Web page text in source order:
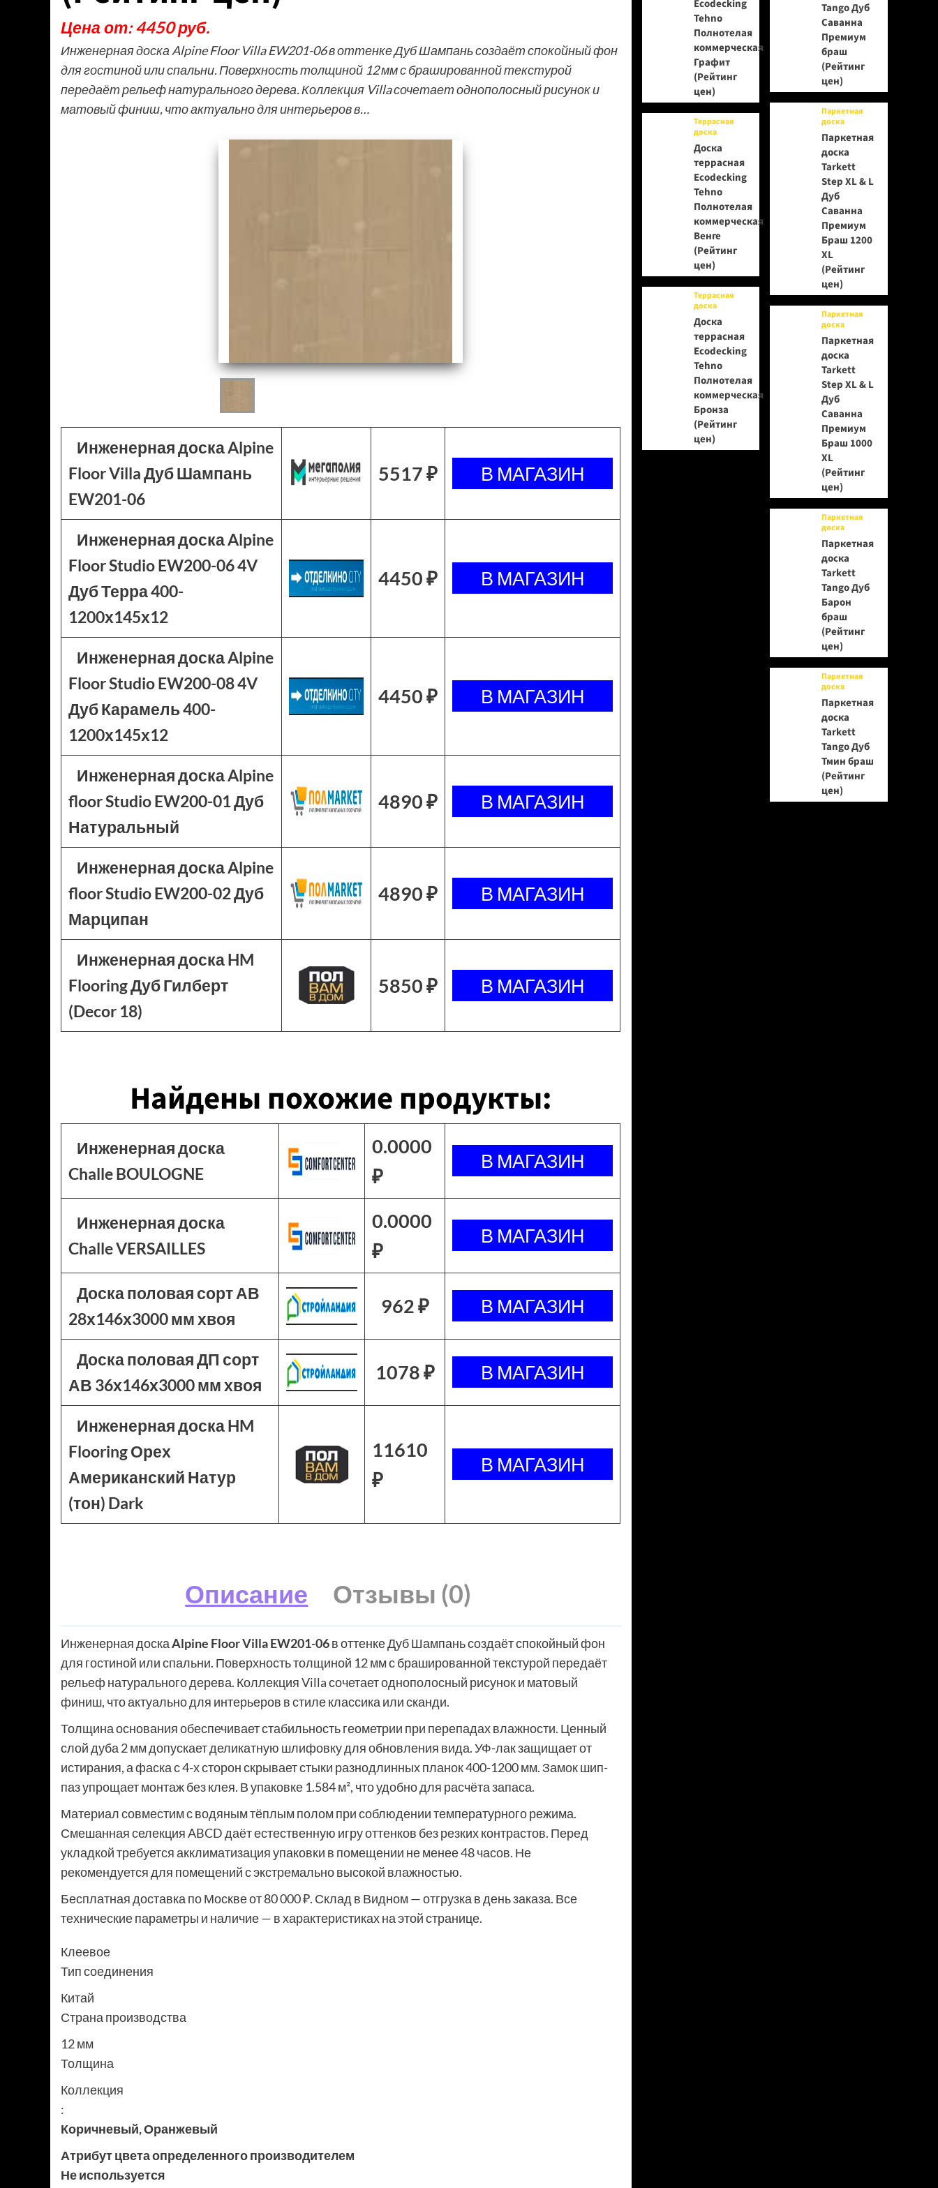
Цена от: 4450 руб.
Инженерная доска Alpine Floor Villa EW201-06 в оттенке Дуб Шампань создаёт спокойный фон
для гостиной или спальни. Поверхность толщиной 12 мм с брашированной текстурой
передаёт рельеф натурального дерева. Коллекция Villa сочетает однополосный рисунок и
матовый финиш, что актуально для интерьеров в…
Инженерная доска Alpine
Floor Villa Дуб Шампань
EW201-06
5517 ₽
Инженерная доска Alpine
Floor Studio EW200-06 4V
Дуб Терра 400-
1200х145х12
4450 ₽
Инженерная доска Alpine
Floor Studio EW200-08 4V
Дуб Карамель 400-
1200х145х12
4450 ₽
Инженерная доска Alpine
floor Studio EW200-01 Дуб
Натуральный
4890 ₽
Инженерная доска Alpine
floor Studio EW200-02 Дуб
Марципан
4890 ₽
Инженерная доска HM
Flooring Дуб Гилберт
(Decor 18)
5850 ₽
Найдены похожие продукты:
Инженерная доска
Challe BOULOGNE
0.0000
₽
Инженерная доска
Challe VERSAILLES
0.0000
₽
Доска половая сорт АВ
28х146х3000 мм хвоя
962 ₽
Доска половая ДП сорт
АВ 36х146х3000 мм хвоя
1078 ₽
Инженерная доска HM
Flooring Орех
Американский Натур
(тон) Dark
11610
₽
Описание Отзывы (0)
Инженерная доскаAlpine Floor Villa EW201-06в оттенке Дуб Шампань создаёт спокойный фон
для гостиной или спальни. Поверхность толщиной 12 мм с брашированной текстурой передаёт
рельеф натурального дерева. Коллекция Villa сочетает однополосный рисунок и матовый
финиш, что актуально для интерьеров в стиле классика или сканди.
Толщина основания обеспечивает стабильность геометрии при перепадах влажности. Ценный
слой дуба 2 мм допускает деликатную шлифовку для обновления вида. УФ-лак защищает от
истирания, а фаска с 4-х сторон скрывает стыки разнодлинных планок 400-1200 мм. Замок шип-
паз упрощает монтаж без клея. В упаковке 1.584 м², что удобно для расчёта запаса.
Материал совместим с водяным тёплым полом при соблюдении температурного режима.
Смешанная селекция ABCD даёт естественную игру оттенков без резких контрастов. Перед
укладкой требуется акклиматизация упаковки в помещении не менее 48 часов. Не
рекомендуется для помещений с экстремально высокой влажностью.
Бесплатная доставка по Москве от 80 000 ₽. Склад в Видном — отгрузка в день заказа. Все
технические параметры и наличие — в характеристиках на этой странице.
Клеевое
Тип соединения
Китай
Страна производства
12 мм
Толщина
Коллекция
:
Коричневый,Оранжевый
Атрибут цвета определенного производителем
Не используется
Ecodecking
Tehno
Полнотелая
коммерческая
Графит
(Рейтинг
цен)
Террасная
доска
Доска
террасная
Ecodecking
Tehno
Полнотелая
коммерческая
Венге
(Рейтинг
цен)
Террасная
доска
Доска
террасная
Ecodecking
Tehno
Полнотелая
коммерческая
Бронза
(Рейтинг
цен)
Tango Дуб
Саванна
Премиум
браш
(Рейтинг
цен)
Паркетная
доска
Паркетная
доска
Tarkett
Step XL & L
Дуб
Саванна
Премиум
Браш 1200
XL
(Рейтинг
цен)
Паркетная
доска
Паркетная
доска
Tarkett
Step XL & L
Дуб
Саванна
Премиум
Браш 1000
XL
(Рейтинг
цен)
Паркетная
доска
Паркетная
доска
Tarkett
Tango Дуб
Барон
браш
(Рейтинг
цен)
Паркетная
доска
Паркетная
доска
Tarkett
Tango Дуб
Тмин браш
(Рейтинг
цен)